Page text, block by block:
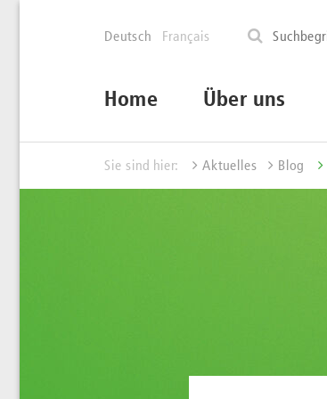
Deutsch Français
Home Über uns
Sie sind hier: Aktuelles Blog